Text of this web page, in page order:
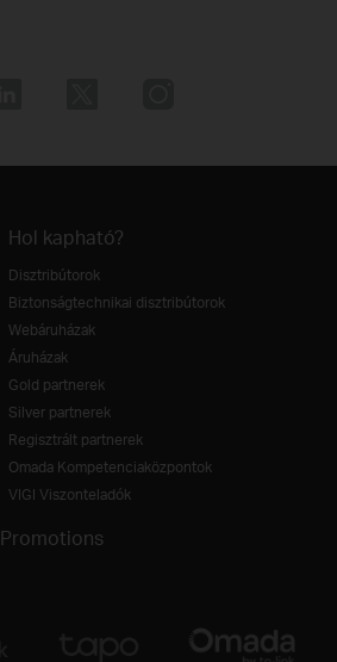
Hol kapható?
Disztribútorok
Biztonságtechnikai disztribútorok
Webáruházak
Áruházak
Gold partnerek
Silver partnerek
Regisztrált partnerek
Omada Kompetenciaközpontok
VIGI Viszonteladók
Promotions